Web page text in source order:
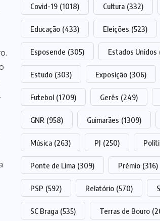
Covid-19 (1018) Cultura (332)
Educação (433) Eleições (523)
Esposende (305) Estados Unidos
Estudo (303) Exposição (306)
Futebol (1709) Gerês (249)
GNR (958) Guimarães (1309)
Música (263) PJ (250)
Ponte de Lima (309) Prémio (316)
PSP (592) Relatório (570)
SC Braga (535) Terras de Bouro